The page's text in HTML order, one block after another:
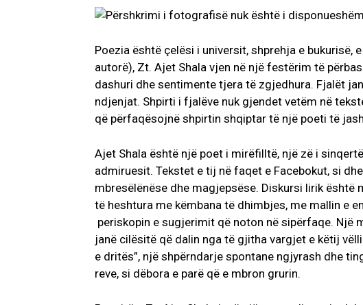
Poezia është çelësi i universit, shprehja e bukurisë,
autorë), Zt. Ajet Shala vjen në një festërim të
dashuri dhe sentimente tjera të zgjedhura. Fjalët
ndjenjat. Shpirti i fjalëve nuk gjendet vetëm në
që përfaqësojnë shpirtin shqiptar të një poeti të
Ajet Shala është një poet i mirëfilltë, një zë i
admiruesit. Tekstet e tij në faqet e Facebokut, si
mbresëlënëse dhe magjepsëse. Diskursi lirik
të heshtura me këmbana të dhimbjes, me mallin e
periskopin e sugjerimit që noton në sipërfaqe. Një
janë cilësitë që dalin nga të gjitha vargjet e këtij
e dritës”, një shpërndarje spontane ngjyrash dhe
reve, si dëbora e parë që e mbron grurin.